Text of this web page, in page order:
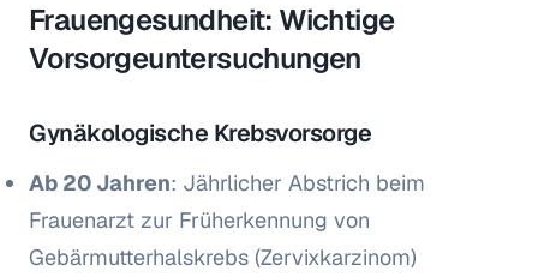
Frauengesundheit: Wichtige
Vorsorgeuntersuchungen
Gynäkologische Krebsvorsorge
Ab 20 Jahren: Jährlicher Abstrich beim
Frauenarzt zur Früherkennung von
Gebärmutterhalskrebs (Zervixkarzinom)